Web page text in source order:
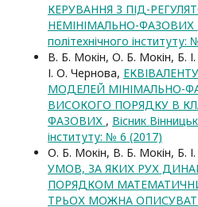
КЕРУВАННЯ З ПІД-
НЕМІНІМАЛЬНО-ФАЗОВИХ
політехнічного інституту:
В. Б. Мокін, О. Б. Мокін, Б.
І. О. Чернова,
МОДЕЛЕЙ МІНІМАЛЬНО-
ВИСОКОГО ПОРЯДКУ В
ФАЗОВИХ , Вісник
інституту: № 6 (2017)
О. Б. Мокін, В. Б. Мокін, Б.
УМОВ, ЗА ЯКИХ РУХ
ПОРЯДКОМ
ТРЬОХ МОЖНА